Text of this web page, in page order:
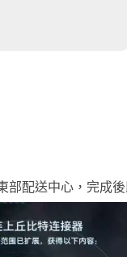
部配送中心，完成